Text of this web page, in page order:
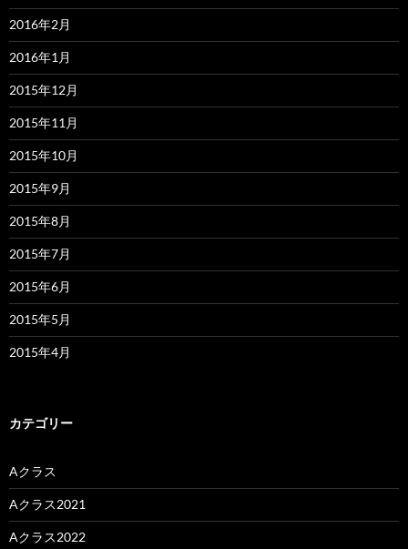
2016年2月
2016年1月
2015年12月
2015年11月
2015年10月
2015年9月
2015年8月
2015年7月
2015年6月
2015年5月
2015年4月
カテゴリー
Aクラス
Aクラス2021
Aクラス2022